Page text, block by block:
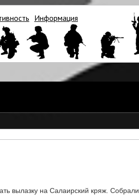
Информация
вылазку на Салаирский кряж. Собрали